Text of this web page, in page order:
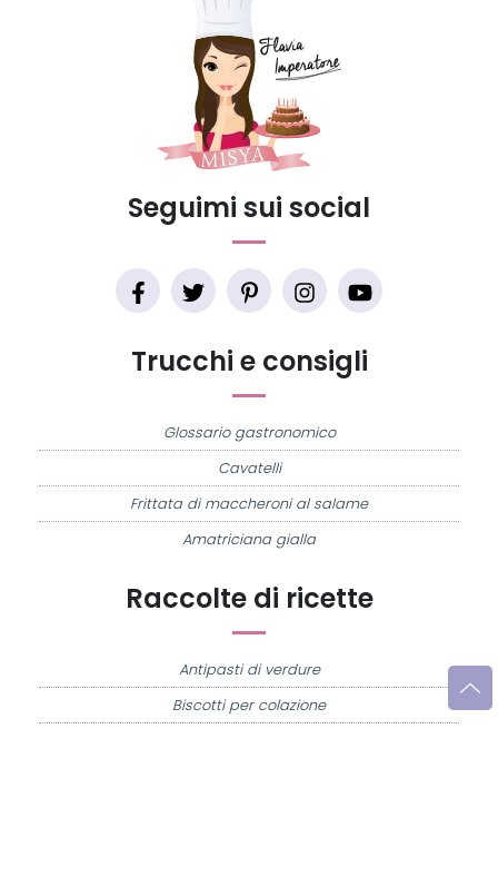
Raccolte di ricette
Antipasti di verdure
Biscotti per colazione
Trucchi e consigli
Glossario gastronomico
Cavatelli
Frittata di maccheroni al salame
Amatriciana gialla
Seguimi sui social